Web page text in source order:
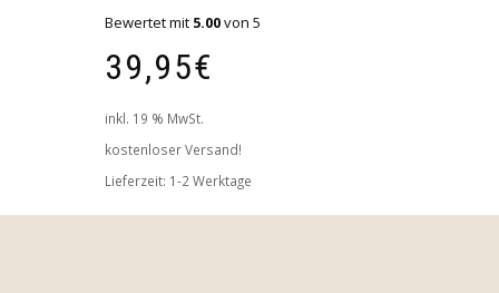
Bewertet mit 5.00von 5
39,95€
inkl. 19 % MwSt.
kostenloser Versand!
Lieferzeit: 1-2 Werktage